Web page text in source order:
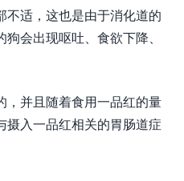
不适，这也是由于消化道的
会出现呕吐、食欲下降、
，并且随着食用一品红的量
摄入一品红相关的胃肠道症